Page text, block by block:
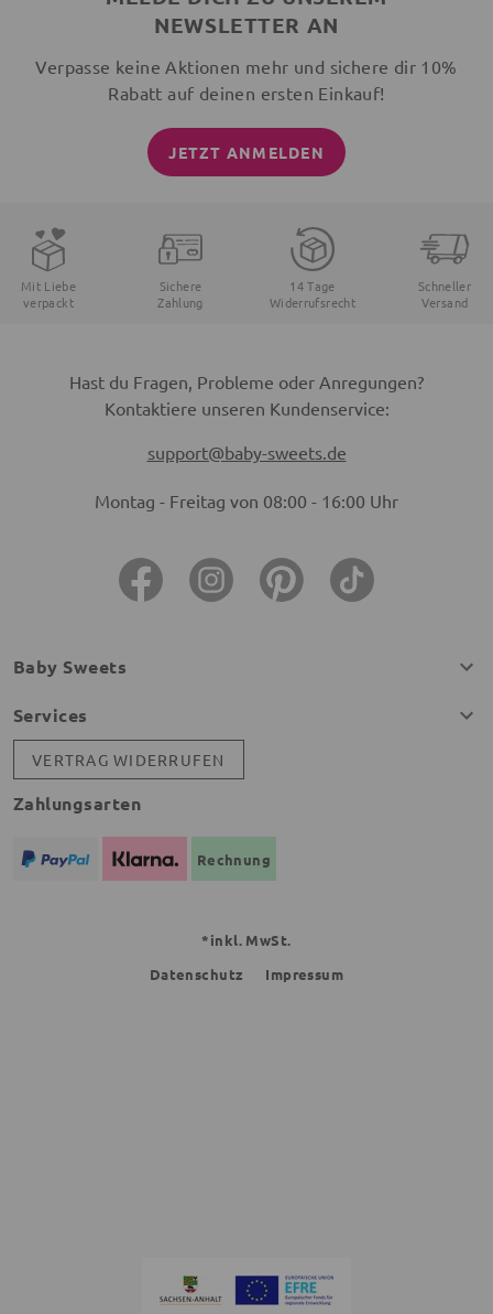
NEWSLETTER AN
Verpasse keine Aktionen mehr und sichere dir 10%
Rabatt auf deinen ersten Einkauf!
JETZT ANMELDEN
Mit Liebe
verpackt
Sichere
Zahlung
14 Tage
Widerrufsrecht
Schneller
Versand
Hast du Fragen, Probleme oder Anregungen?
Kontaktiere unseren Kundenservice:
support@baby-sweets.de
Montag - Freitag von 08:00 - 16:00 Uhr
Baby Sweets
Services
VERTRAG WIDERRUFEN
Zahlungsarten
Rechnung
*inkl. MwSt.
Datenschutz
Impressum